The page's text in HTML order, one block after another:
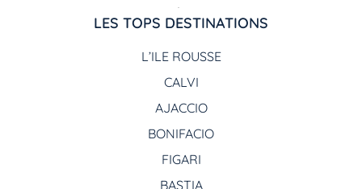
LES TOPS DESTINATIONS
L’ILE ROUSSE
CALVI
AJACCIO
BONIFACIO
FIGARI
BASTIA